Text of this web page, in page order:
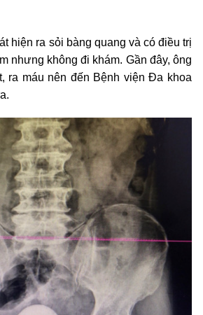
hiện ra sỏi bàng quang và có điều trị
nhưng không đi khám. Gần đây, ông
ra máu nên đến Bệnh viện Đa khoa